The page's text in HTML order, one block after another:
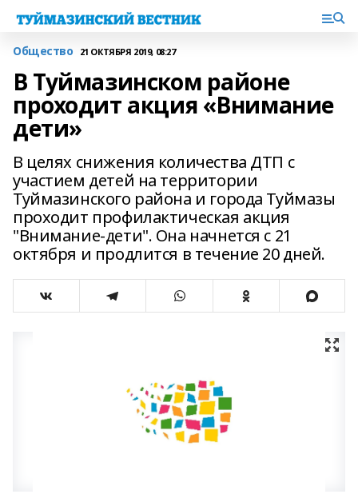
Общество 21 ОКТЯБРЯ 2019, 08:27
В Туймазинском районе
проходит акция «Внимание
дети»
В целях снижения количества ДТП с
участием детей на территории
Туймазинского района и города Туймазы
проходит профилактическая акция
"Внимание-дети". Она начнется с 21
октября и продлится в течение 20 дней.